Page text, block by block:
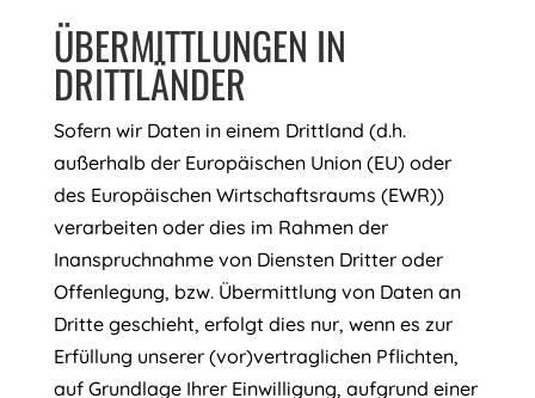
ÜBERMITTLUNGEN IN
DRITTLÄNDER
Sofern wir Daten in einem Drittland (d.h.
außerhalb der Europäischen Union (EU) oder
des Europäischen Wirtschaftsraums (EWR))
verarbeiten oder dies im Rahmen der
Inanspruchnahme von Diensten Dritter oder
Offenlegung, bzw. Übermittlung von Daten an
Dritte geschieht, erfolgt dies nur, wenn es zur
Erfüllung unserer (vor)vertraglichen Pflichten,
auf Grundlage Ihrer Einwilligung, aufgrund einer